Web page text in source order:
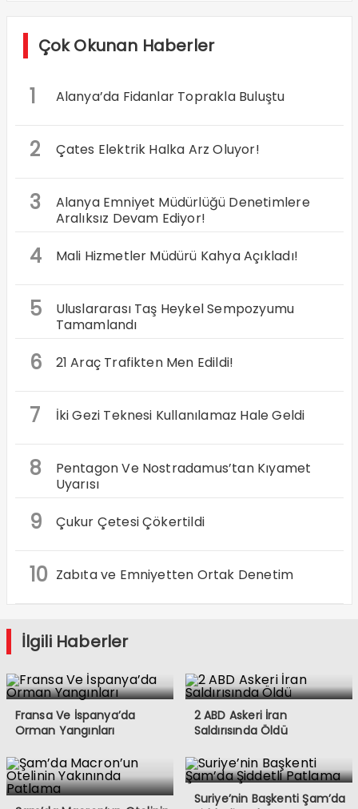
Çok Okunan Haberler
1 Alanya’da Fidanlar Toprakla Buluştu
2 Çates Elektrik Halka Arz Oluyor!
3
Alanya Emniyet Müdürlüğü Denetimlere
Aralıksız Devam Ediyor!
4 Mali Hizmetler Müdürü Kahya Açıkladı!
5
Uluslararası Taş Heykel Sempozyumu
Tamamlandı
6 21 Araç Trafikten Men Edildi!
7 İki Gezi Teknesi Kullanılamaz Hale Geldi
8
Pentagon Ve Nostradamus’tan Kıyamet
Uyarısı
9 Çukur Çetesi Çökertildi
10 Zabıta ve Emniyetten Ortak Denetim
İlgili Haberler
Fransa Ve İspanya’da
Orman Yangınları
2 ABD Askeri İran
Saldırısında Öldü
Suriye’nin Başkenti Şam’da